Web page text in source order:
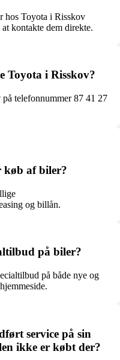
hos Toyota i Risskov
kontakte dem direkte.
Toyota i Risskov?
telefonnummer 87 41 27
køb af biler?
og billån.
på biler?
på både nye og
service på sin
ikke er købt der?